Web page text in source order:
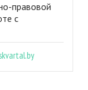
правовой
с